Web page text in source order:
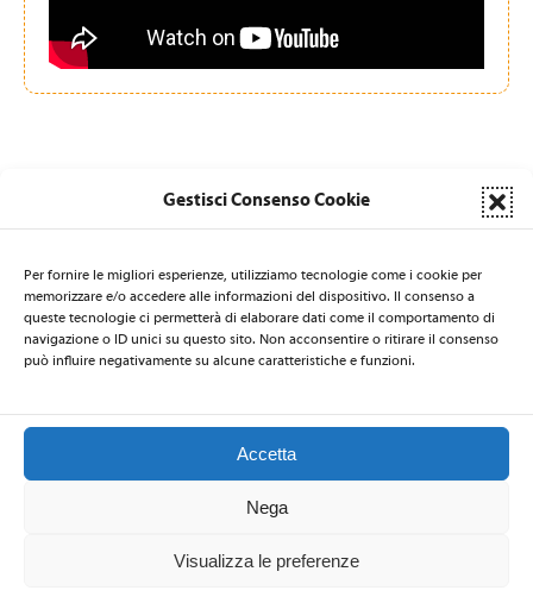
Gestisci Consenso Cookie
Per fornire le migliori esperienze, utilizziamo tecnologie come i cookie per
memorizzare e/o accedere alle informazioni del dispositivo. Il consenso a
queste tecnologie ci permetterà di elaborare dati come il comportamento di
navigazione o ID unici su questo sito. Non acconsentire o ritirare il consenso
può influire negativamente su alcune caratteristiche e funzioni.
Accetta
Nega
Visualizza le preferenze
LA SEGRETERIA DI NATI PER LA MUSICA È AFFIDATA AL CSB
Centro per la Salute delle Bambine e dei Bambini
- via Nicolò de
Rin 19 - 34143 Trieste - ITALIA - Email:natiperlamusica@csbitalia.org-
Telefono: +39 040 3220447 - Fax: +39 040 306839